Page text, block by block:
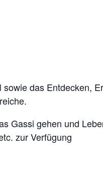
das Entdecken,
Gassi gehen und
zur Verfügung